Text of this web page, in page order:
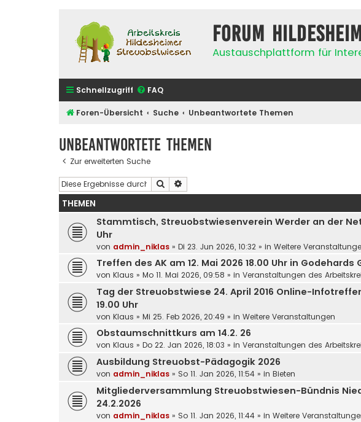
Forum
Austauschplattform für
Schnellzugriff FAQ
Foren-Übersicht Suche Unbeantwortete Themen
Unbeantwortete Themen
Zur erweiterten Suche
Suche
THEMEN
Stammtisch, Streuobstwiesenverein Werder an der
Uhr
von admin_niklas » Di 23. Jun 2026, 10:32 » in Weitere
Treffen des AK am 12. Mai 2026 18.00 Uhr in Godehards
von Klaus » Mo 11. Mai 2026, 09:58 » in Veranstaltungen des
Tag der Streuobstwiese 24. April 2016 Online-
19.00 Uhr
von Klaus » Mi 25. Feb 2026, 20:49 » in Weitere Veranstaltungen
Obstaumschnittkurs am 14.2. 26
von Klaus » Do 22. Jan 2026, 18:03 » in Veranstaltungen des
Ausbildung Streuobst-Pädagogik 2026
von admin_niklas » So 11. Jan 2026, 11:54 » in Bieten
Mitgliederversammlung Streuobstwiesen-Bündnis
24.2.2026
von admin_niklas » So 11. Jan 2026, 11:44 » in Weitere